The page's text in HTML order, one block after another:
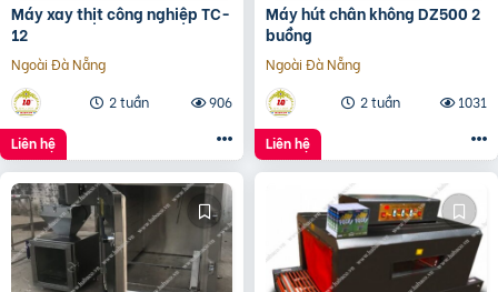
Máy xay thịt công nghiệp TC-
12
Ngoài Đà Nẵng
2 tuần
906
Liên hệ
Máy hút chân không DZ500 2
buồng
Ngoài Đà Nẵng
2 tuần
1031
Liên hệ